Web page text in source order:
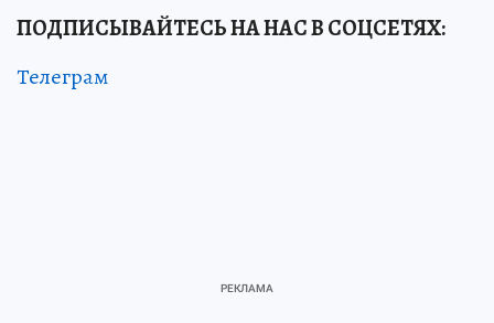
ПОДПИСЫВАЙТЕСЬ НА НАС В СОЦСЕТЯХ:
Телеграм